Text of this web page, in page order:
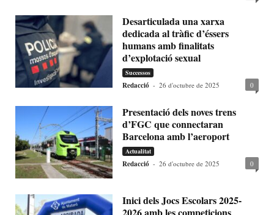
Desarticulada una xarxa
dedicada al tràfic d’éssers
humans amb finalitats
d’explotació sexual
Successos
Redacció - 26 d'octubre de 2025 0
Presentació dels noves trens
d’FGC que connectaran
Barcelona amb l’aeroport
Actualitat
Redacció - 26 d'octubre de 2025 0
Inici dels Jocs Escolars 2025-